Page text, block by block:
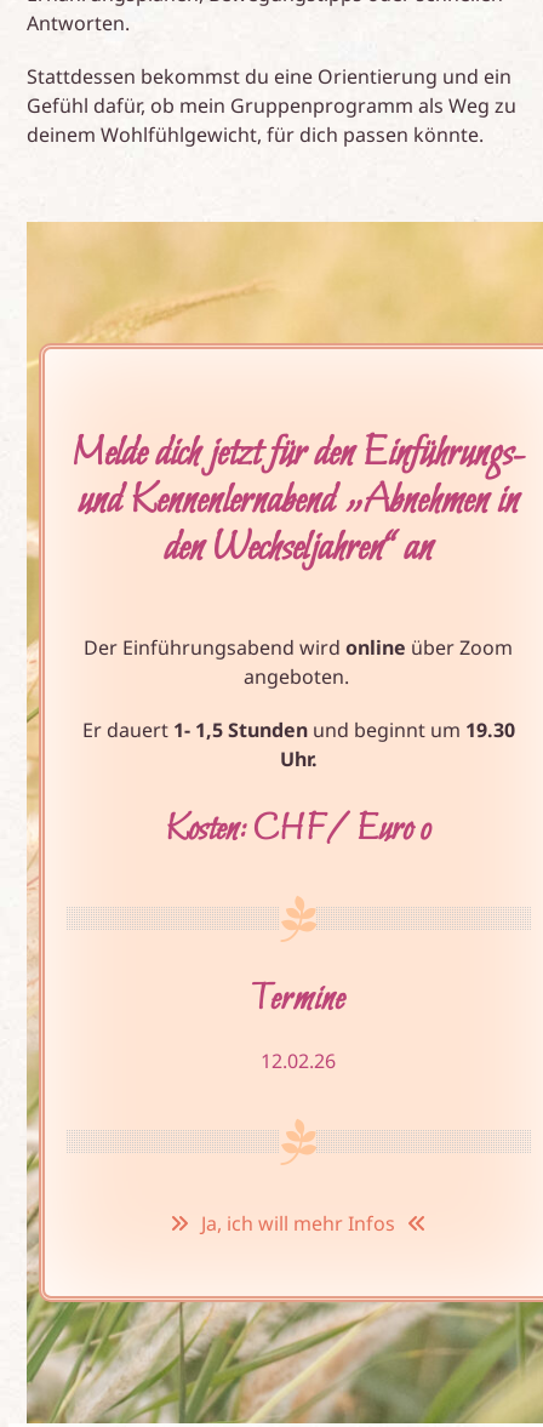
Antworten.
Stattdessen bekommst du eine Orientierung und ein
Gefühl dafür, ob mein Gruppenprogramm als Weg zu
deinem Wohlfühlgewicht, für dich passen könnte.
Melde dich jetzt für den Einführungs-
und Kennenlernabend „Abnehmen in
den Wechseljahren“ an
Der Einführungsabend wirdonline über Zoom
angeboten.
Er dauert 1- 1,5 Stunden und beginnt um 19.30
Uhr.
Kosten: CHF/ Euro 0
Termine
12.02.26
Ja, ich will mehr Infos